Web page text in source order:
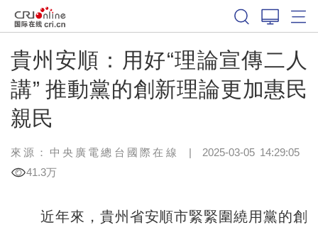
貴州安順：用好“理論宣傳二人
講” 推動黨的創新理論更加惠民
親民
來源：中央廣電總台國際在線 | 2025-03-05 14:29:05
41.3万
近年來，貴州省安順市緊緊圍繞用黨的創